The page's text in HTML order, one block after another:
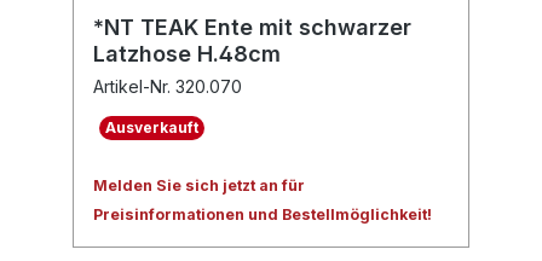
*NT TEAK Ente mit schwarzer
Latzhose H.48cm
Artikel-Nr. 320.070
Ausverkauft
Melden Sie sich jetzt an für
Preisinformationen und Bestellmöglichkeit!